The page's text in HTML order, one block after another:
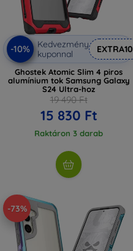
-10%
Kedvezmény
kuponnal
EXTRA10
Ghostek Atomic Slim 4 piros
alumínium tok Samsung Galaxy
S24 Ultra-hoz
19 490 Ft
15 830 Ft
Raktáron 3 darab
-73%